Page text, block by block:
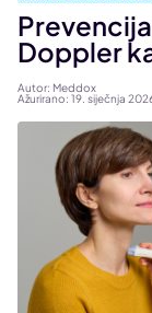
Doppler
Autor: Meddox
Ažurirano: 19. siječnja